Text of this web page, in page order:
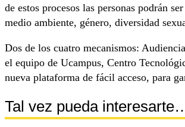
de estos procesos las personas podrán
medio ambiente, género, diversidad
Dos de los cuatro mecanismos:
el equipo de Ucampus, Centro
nueva plataforma de fácil acceso, para
Tal vez pueda